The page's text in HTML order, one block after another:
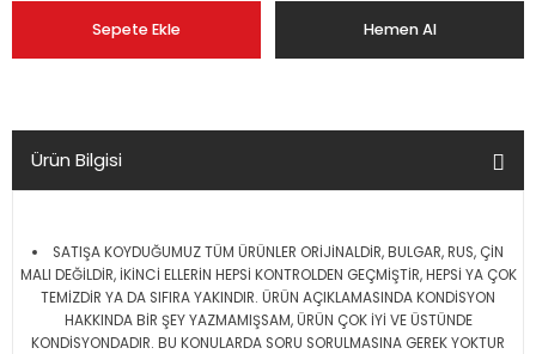
Sepete Ekle Hemen Al
Ürün Bilgisi
SATIŞA KOYDUĞUMUZ TÜM ÜRÜNLER ORİJİNALDİR, BULGAR, RUS, ÇİN
MALI DEĞİLDİR, İKİNCİ ELLERİN HEPSİ KONTROLDEN GEÇMİŞTİR, HEPSİ YA ÇOK
TEMİZDİR YA DA SIFIRA YAKINDIR. ÜRÜN AÇIKLAMASINDA KONDİSYON
HAKKINDA BİR ŞEY YAZMAMIŞSAM, ÜRÜN ÇOK İYİ VE ÜSTÜNDE
KONDİSYONDADIR. BU KONULARDA SORU SORULMASINA GEREK YOKTUR